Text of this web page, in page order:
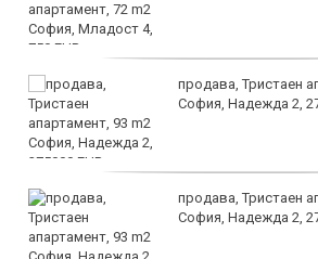
продава, Тристаен
София, Надежда 2,
продава, Тристаен
София, Надежда 2,